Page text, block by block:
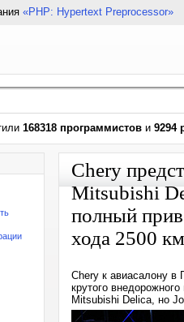
«PHP: Hypertext Preprocessor»
168318 программистов и 9294
Chery
Mitsubishi
полный
хода 2500 км
Chery к авиасалону в
крутого
Mitsubishi Delica, но